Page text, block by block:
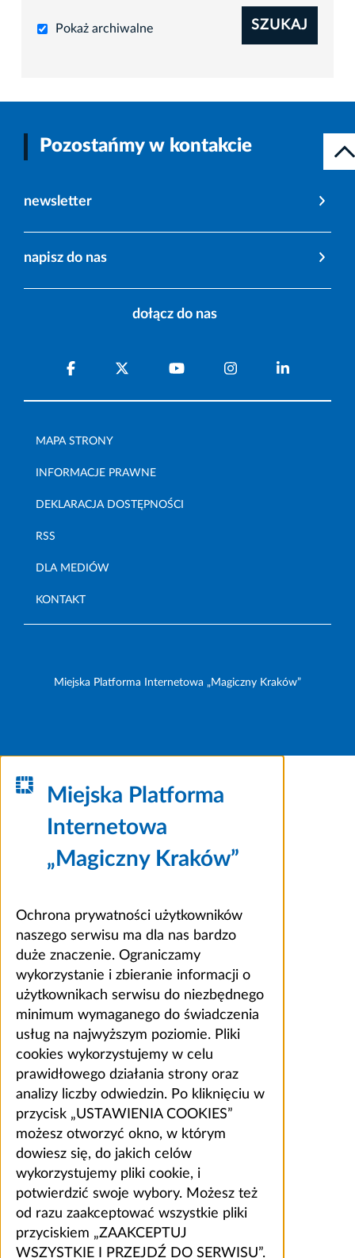
Pokaż archiwalne SZUKAJ
Pozostańmy w kontakcie
newsletter
napisz do nas
dołącz do nas
MAPA STRONY
INFORMACJE PRAWNE
DEKLARACJA DOSTĘPNOŚCI
RSS
DLA MEDIÓW
KONTAKT
Miejska Platforma Internetowa „Magiczny Kraków”
Miejska Platforma
Internetowa
„Magiczny Kraków”
Ochrona prywatności użytkowników
naszego serwisu ma dla nas bardzo
duże znaczenie. Ograniczamy
wykorzystanie i zbieranie informacji o
użytkownikach serwisu do niezbędnego
minimum wymaganego do świadczenia
usług na najwyższym poziomie. Pliki
cookies wykorzystujemy w celu
prawidłowego działania strony oraz
analizy liczby odwiedzin. Po kliknięciu w
przycisk „USTAWIENIA COOKIES”
możesz otworzyć okno, w którym
dowiesz się, do jakich celów
wykorzystujemy pliki cookie, i
potwierdzić swoje wybory. Możesz też
od razu zaakceptować wszystkie pliki
przyciskiem „ZAAKCEPTUJ
WSZYSTKIE I PRZEJDŹ DO SERWISU”.